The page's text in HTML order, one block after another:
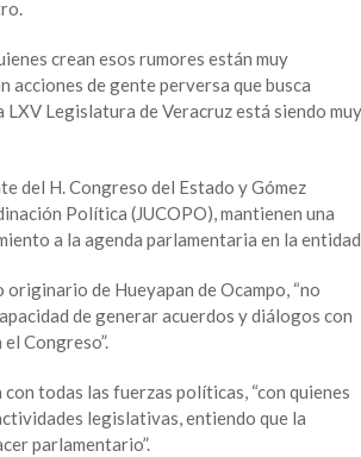
crean esos rumores están muy
acciones de gente perversa que busca
Legislatura de Veracruz está siendo muy
del H. Congreso del Estado y Gómez
Política (JUCOPO), mantienen una
a la agenda parlamentaria en la
de Hueyapan de Ocampo, “no
de generar acuerdos y diálogos con
Congreso”.
todas las fuerzas políticas, “con quienes
legislativas, entiendo que la
parlamentario”.